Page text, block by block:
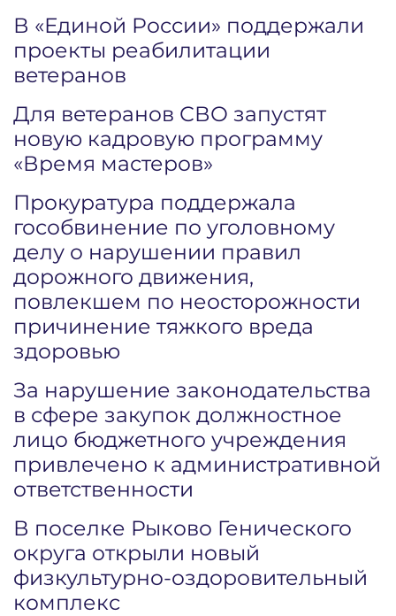
В «Единой России» поддержали
проекты реабилитации
ветеранов
Для ветеранов СВО запустят
новую кадровую программу
«Время мастеров»
Прокуратура поддержала
гособвинение по уголовному
делу о нарушении правил
дорожного движения,
повлекшем по неосторожности
причинение тяжкого вреда
здоровью
За нарушение законодательства
в сфере закупок должностное
лицо бюджетного учреждения
привлечено к административной
ответственности
В поселке Рыково Генического
округа открыли новый
физкультурно-оздоровительный
комплекс